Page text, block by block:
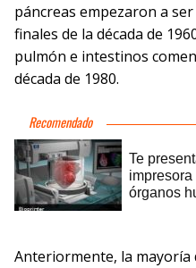
páncreas empezaron a
finales de la década de
pulmón e intestinos
década de 1980.
Anteriormente, la mayoría